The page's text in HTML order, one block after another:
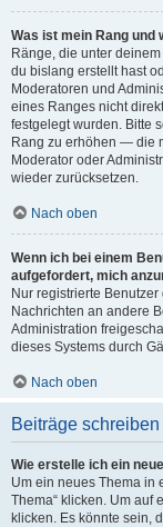
Was ist mein Rang und
Ränge, die unter
du bislang erstellt hast
Moderatoren und
eines Ranges nicht
festgelegt wurden. Bitte
Rang zu erhöhen — die
Moderator oder
wieder zurücksetzen.
Nach oben
Wenn ich bei einem
aufgefordert, mich
Nur registrierte
Nachrichten an andere
Administration
dieses Systems durch
Nach oben
Beiträge schreiben
Wie erstelle ich ein
Um ein neues Thema in
Thema“ klicken. Um auf
klicken. Es könnte sein,